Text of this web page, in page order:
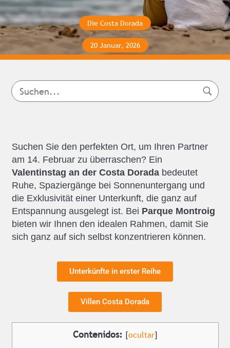
Die Costa Dorada
20 Januar, 2026
Suchen Sie den perfekten Ort, um Ihren Partner
am 14. Februar zu überraschen? Ein
Valentinstag an der Costa Doradabedeutet
Ruhe, Spaziergänge bei Sonnenuntergang und
die Exklusivität einer Unterkunft, die ganz auf
Entspannung ausgelegt ist. Bei Parque Montroig
bieten wir Ihnen den idealen Rahmen, damit Sie
sich ganz auf sich selbst konzentrieren können.
Unterkünfte in erster Reihe
Villen Costa Dorada
Contenidos: [ocultar]